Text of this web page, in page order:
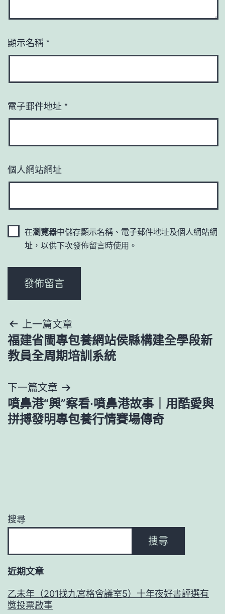
顯示名稱 *
電子郵件地址 *
個人網站網址
在瀏覽器中儲存顯示名稱、電子郵件地址及個人網站網
址，以供下次發佈留言時使用。
文
章
覽
上一篇文章
福建省閩專包養網站侯縣構建全學段新
教員全周期培訓系統
下一篇文章
噴鼻港“興”察看·噴鼻港故事｜用酷愛與
拼搏發明專包養行情賽場傳奇
搜尋
搜尋
近期文章
乙未年（201找九宮格會議室5）十年夜好書評選有
獎投票啟事